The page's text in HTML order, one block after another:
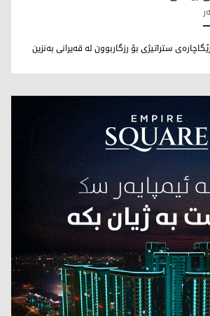
ستراتیژی بۆ رزگاربوون لە قەیرانی بەنزین